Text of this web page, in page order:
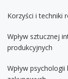
Korzyści i techniki
Wpływ sztucznej
produkcyjnych
Wpływ